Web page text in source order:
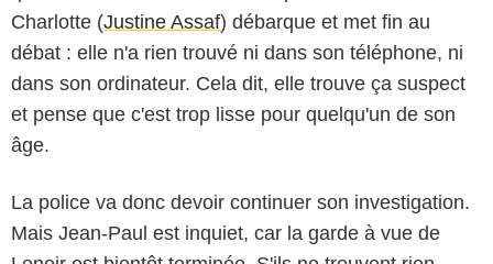
Charlotte (Justine Assaf) débarque et met fin au
débat : elle n'a rien trouvé ni dans son téléphone, ni
dans son ordinateur. Cela dit, elle trouve ça suspect
et pense que c'est trop lisse pour quelqu'un de son
âge.
La police va donc devoir continuer son investigation.
Mais Jean-Paul est inquiet, car la garde à vue de